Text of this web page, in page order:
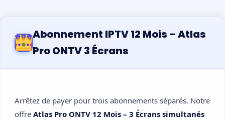
Abonnement IPTV 12 Mois – Atlas
Pro ONTV 3 Écrans
Arrêtez de payer pour trois abonnements séparés. Notre
offre Atlas Pro ONTV 12 Mois – 3 Écrans simultanés